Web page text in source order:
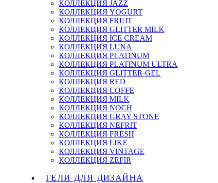
КОЛЛЕКЦИЯ JAZZ
КОЛЛЕКЦИЯ YOGURT
КОЛЛЕКЦИЯ FRUIT
КОЛЛЕКЦИЯ GLITTER MILK
КОЛЛЕКЦИЯ ICE CREAM
КОЛЛЕКЦИЯ LUNA
КОЛЛЕКЦИЯ PLATINUM
КОЛЛЕКЦИЯ PLATINUM ULTRA
КОЛЛЕКЦИЯ GLITTER-GEL
КОЛЛЕКЦИЯ RED
КОЛЛЕКЦИЯ COFFE
КОЛЛЕКЦИЯ MILK
КОЛЛЕКЦИЯ NOCH
КОЛЛЕКЦИЯ GRAY STONE
КОЛЛЕКЦИЯ NEFRIT
КОЛЛЕКЦИЯ FRESH
КОЛЛЕКЦИЯ LIKE
КОЛЛЕКЦИЯ VINTAGE
КОЛЛЕКЦИЯ ZEFIR
ГЕЛИ ДЛЯ ДИЗАЙНА